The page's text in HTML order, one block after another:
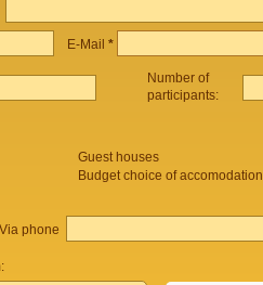
E-Mail *
Number of
participants:
Guest houses
Budget choice of accomodation
Via phone